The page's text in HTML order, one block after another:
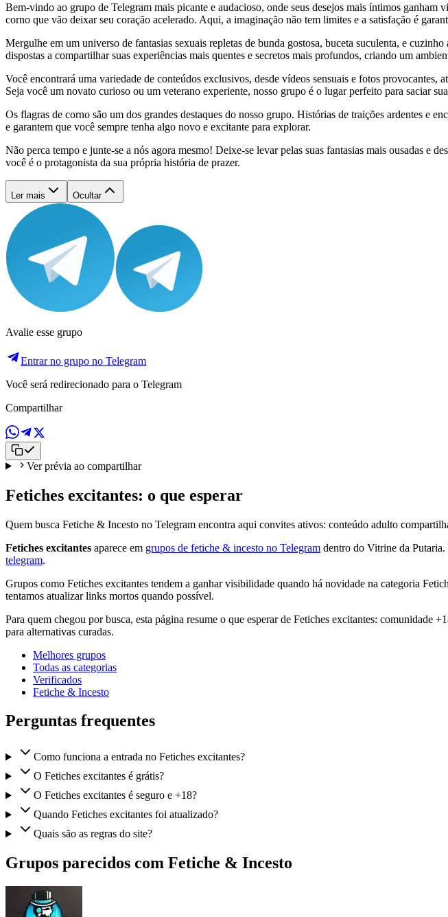
Bem-vindo ao grupo de Telegram mais picante e audacioso, onde seus desejos mais íntimos
corno que vão deixar seu coração acelerado. Aqui, a imaginação não tem limites e a satisfação é
Mergulhe em um universo de fantasias sexuais repletas de bunda gostosa, buceta suculenta, e
dispostas a compartilhar suas experiências mais quentes e secretos mais profundos, criando um
Você encontrará uma variedade de conteúdos exclusivos, desde vídeos sensuais e fotos
Seja você um novato curioso ou um veterano experiente, nosso grupo é o lugar perfeito para saciar
Os flagras de corno são um dos grandes destaques do nosso grupo. Histórias de traições ardentes e
e garantem que você sempre tenha algo novo e excitante para explorar.
Não perca tempo e junte-se a nós agora mesmo! Deixe-se levar pelas suas fantasias mais ousadas e
você é o protagonista da sua própria história de prazer.
Ler mais Ocultar
Avalie esse grupo
Entrar no grupo no Telegram
Você será redirecionado para o Telegram
Compartilhar
Ver prévia ao compartilhar
Fetiches excitantes: o que esperar
Quem busca Fetiche & Incesto no Telegram encontra aqui convites ativos: conteúdo adulto
Fetiches excitantes aparece em grupos de fetiche & incesto no Telegram dentro do Vitrine da Putaria.
telegram.
Grupos como Fetiches excitantes tendem a ganhar visibilidade quando há novidade na categoria
tentamos atualizar links mortos quando possível.
Para quem chegou por busca, esta página resume o que esperar de Fetiches excitantes:
para alternativas curadas.
Melhores grupos
Todas as categorias
Verificados
Fetiche & Incesto
Perguntas frequentes
Como funciona a entrada no Fetiches excitantes?
O Fetiches excitantes é grátis?
O Fetiches excitantes é seguro e +18?
Quando Fetiches excitantes foi atualizado?
Quais são as regras do site?
Grupos parecidos com Fetiche & Incesto